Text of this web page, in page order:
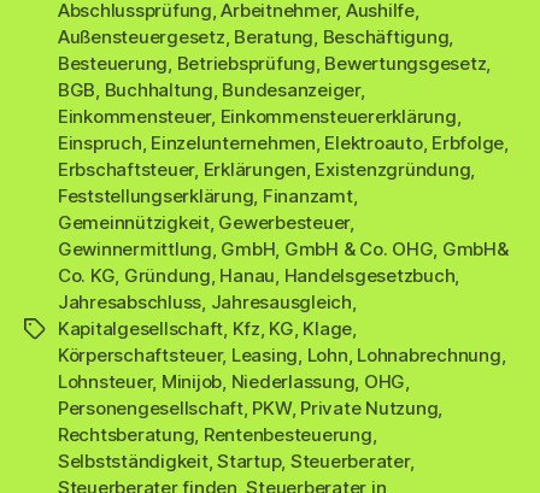
Schlagwörter
Abschlussprüfung ,Arbeitnehmer, Aushilfe,
Außensteuergesetz Beratung Beschäftigung
Besteuerung Betriebsprüfung Bewertungsgesetz
BGB Buchhaltung Bundesanzeiger,
Einkommensteuer, Einkommensteuererklärung
Einspruch Einzelunternehmen Elektroauto, Erbfolge
Erbschaftsteuer, Erklärungen Existenzgründung
Feststellungserklärung Finanzamt,
Gemeinnützigkeit, Gewerbesteuer,
Gewinnermittlung GmbH GmbH & Co. OHG GmbH&
Co. KG Gründung Hanau Handelsgesetzbuch
Jahresabschluss Jahresausgleich
Kapitalgesellschaft Kfz KG Klage
Körperschaftsteuer, Leasing Lohn Lohnabrechnung
Lohnsteuer, Minijob Niederlassung OHG
Personengesellschaft, PKW, Private Nutzung
Rechtsberatung Rentenbesteuerung
Selbstständigkeit,Startup, Steuerberater,
Steuerberater finden ,Steuerberater in